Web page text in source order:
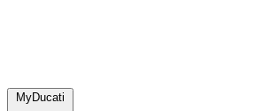
MyDucati